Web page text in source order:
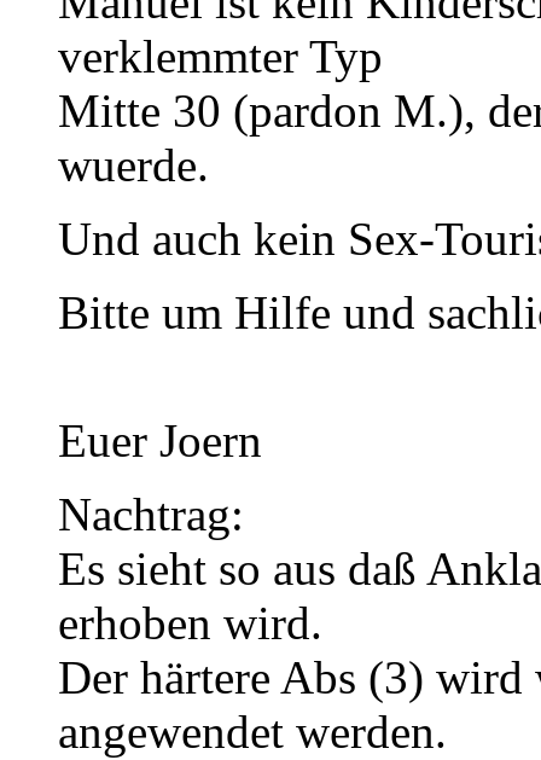
verklemmter Typ
Mitte 30 (pardon M.),
wuerde.
Und auch kein Sex-
Bitte um Hilfe und
Euer Joern
Nachtrag:
Es sieht so aus daß
erhoben wird.
Der härtere Abs (3)
angewendet werden.